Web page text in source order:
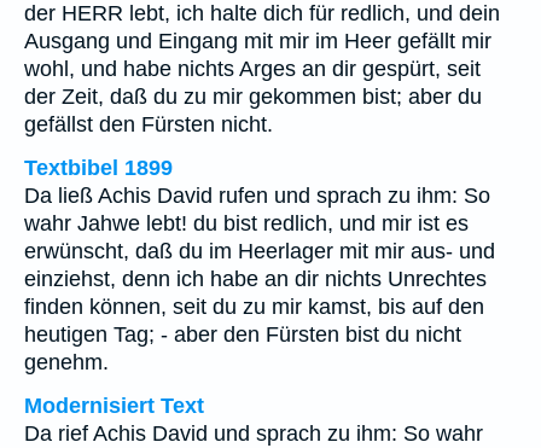
der HERR lebt, ich halte dich für redlich, und dein
Ausgang und Eingang mit mir im Heer gefällt mir
wohl, und habe nichts Arges an dir gespürt, seit
der Zeit, daß du zu mir gekommen bist; aber du
gefällst den Fürsten nicht.
Textbibel 1899
Da ließ Achis David rufen und sprach zu ihm: So
wahr Jahwe lebt! du bist redlich, und mir ist es
erwünscht, daß du im Heerlager mit mir aus- und
einziehst, denn ich habe an dir nichts Unrechtes
finden können, seit du zu mir kamst, bis auf den
heutigen Tag; - aber den Fürsten bist du nicht
genehm.
Modernisiert Text
Da rief Achis David und sprach zu ihm: So wahr